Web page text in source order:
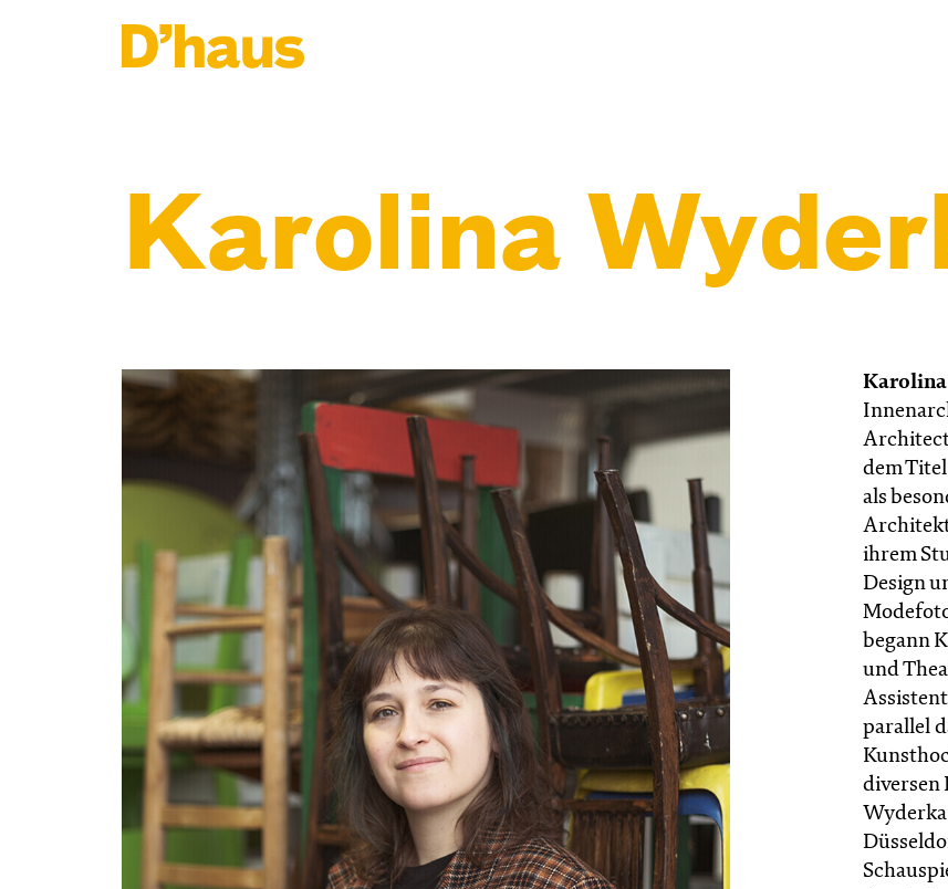
Karolina
dem
als
ihrem
Design
begann
und
parallel
diversen
Wyderka